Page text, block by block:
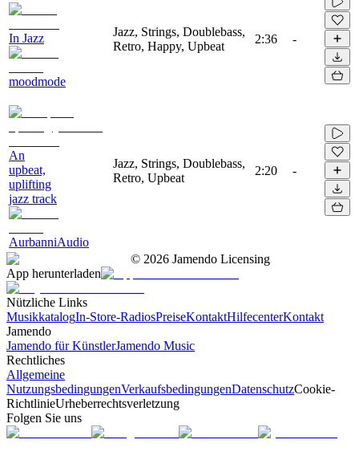
In Jazz
moodmode
Jazz, Strings, Doublebass,
Retro, Happy, Upbeat
2:36 -
An
upbeat,
uplifting
jazz track
AurbanniAudio
Jazz, Strings, Doublebass,
Retro, Upbeat
2:20 -
© 2026 Jamendo Licensing
App herunterladen
Nützliche Links
MusikkatalogIn-Store-RadiosPreiseKontaktHilfecenterKontakt
Jamendo
Jamendo für KünstlerJamendo Music
Rechtliches
Allgemeine
NutzungsbedingungenVerkaufsbedingungenDatenschutzCookie-
RichtlinieUrheberrechtsverletzung
Folgen Sie uns